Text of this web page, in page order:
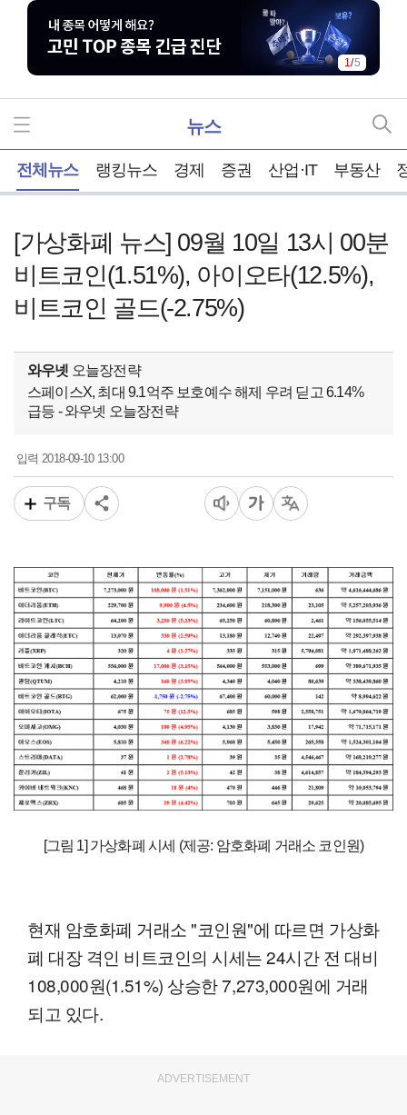
1/5
뉴스
전체뉴스 랭킹뉴스 경제 증권 산업·IT 부동산
[가상화폐 뉴스] 09월 10일 13시 00분
비트코인(1.51%), 아이오타(12.5%),
비트코인 골드(-2.75%)
와우넷 오늘장전략
스페이스X, 최대 9.1억주 보호예수 해제 우려 딛고 6.14%
급등 - 와우넷 오늘장전략
입력2018-09-10 13:00
구독
[그림 1] 가상화폐 시세 (제공: 암호화폐 거래소 코인원)
현재 암호화폐 거래소 "코인원"에 따르면 가상화
폐 대장 격인 비트코인의 시세는 24시간 전 대비
108,000원(1.51%) 상승한 7,273,000원에 거래
되고 있다.
ADVERTISEMENT